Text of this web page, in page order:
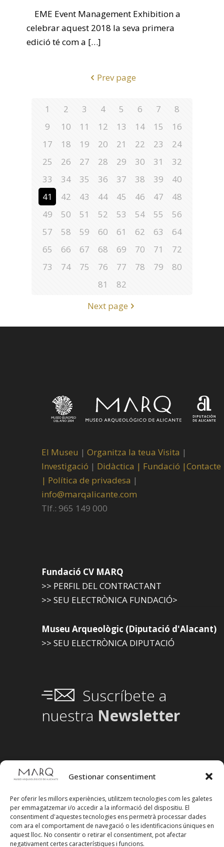
Gestionar consentiment
Per oferir les millors experiències, utilitzem tecnologies com les galetes
per emmagatzemar i/o accedir a la informació del dispositiu. El
consentiment d'aquestes tecnologies ens permetrà processar dades
com ara el comportament de navegació o les identificacions úniques en
aquest lloc. No consentir o retirar el consentiment, pot afectar
negativament certes característiques i funcions.
EME Event Management Exhibition a
celebrar aquest 2018 la seva primera
edició té com a […]
Prev page
1 2 3 4 5 6 7
8
9
10 11 12 13 14 15
16
17
18 19 20 21 22 23
24
25
26 27 28 29 30 31
32
33
34 35 36 37 38 39
40
41
42 43 44 45 46 47
48
49
50 51 52 53 54 55
56
57
58 59 60 61 62 63
64
65
66 67 68 69 70 71
72
73
74 75 76 77 78 79
80
81
82
Next page
El Museu | Organitza la teua Visita |
Investigació | Didàctica | Fundació |Contacte
| Política de privadesa |
info@marqalicante.com
Tlf.: 965 149 000
Fundació CV MARQ
>> PERFIL DEL CONTRACTANT
>> SEU ELECTRÒNICA FUNDACIÓ>
Museu Arqueològic (Diputació d'Alacant)
>> SEU ELECTRÒNICA DIPUTACIÓ
Suscríbete a
nuestra Newsletter